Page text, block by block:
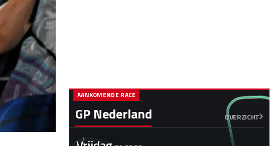
GP Nederland OVERZICHT
AANKOMENDE RACE